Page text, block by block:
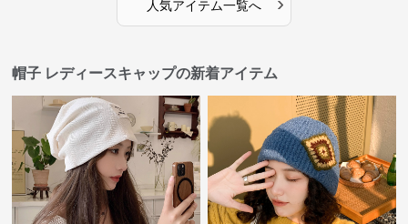
人気アイテム一覧へ
帽子 レディースキャップの新着アイテム